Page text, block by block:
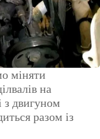
міняти
на
з двигуном
разом із